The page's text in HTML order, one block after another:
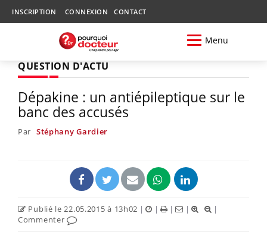
INSCRIPTION CONNEXION CONTACT
Menu
QUESTION D'ACTU
Dépakine : un antiépileptique sur le
banc des accusés
Par Stéphany Gardier
Publié le 22.05.2015 à 13h02 | | | |
|
Commenter